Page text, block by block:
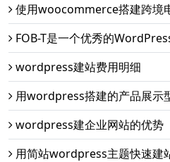
使用woocommerce搭建跨境
FOB-T是一个优秀的
wordpress建站费用明细
用wordpress搭建的产品展示
wordpress建企业网站的优势
用简站wordpress主题快速建